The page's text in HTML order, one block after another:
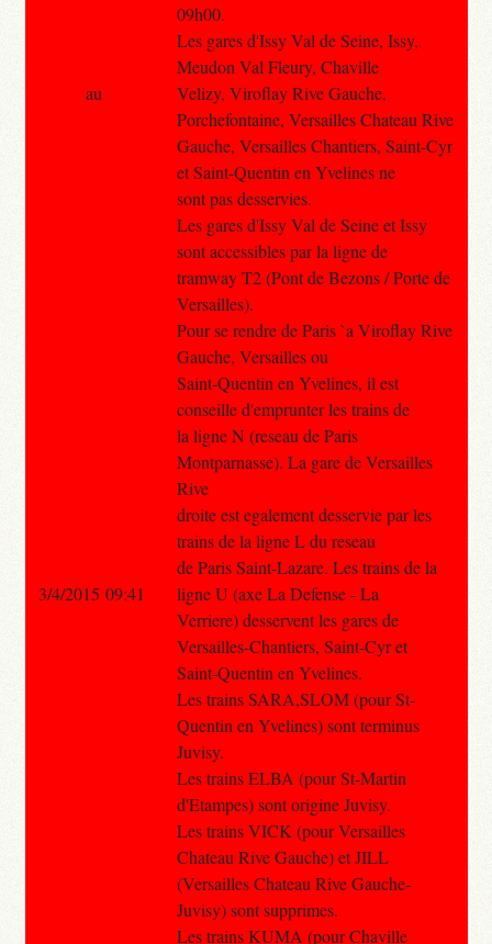
09h00.
Les gares d'Issy Val de Seine, Issy,
Meudon Val Fleury, Chaville
Velizy, Viroflay Rive Gauche,
Porchefontaine, Versailles Chateau Rive
Gauche, Versailles Chantiers, Saint-Cyr
et Saint-Quentin en Yvelines ne
sont pas desservies.
Les gares d'Issy Val de Seine et Issy
sont accessibles par la ligne de
tramway T2 (Pont de Bezons / Porte de
Versailles).
Pour se rendre de Paris `a Viroflay Rive
Gauche, Versailles ou
Saint-Quentin en Yvelines, il est
conseille d'emprunter les trains de
la ligne N (reseau de Paris
Montparnasse). La gare de Versailles
Rive
droite est egalement desservie par les
trains de la ligne L du reseau
de Paris Saint-Lazare. Les trains de la
ligne U (axe La Defense - La
Verriere) desservent les gares de
Versailles-Chantiers, Saint-Cyr et
Saint-Quentin en Yvelines.
Les trains SARA,SLOM (pour St-
Quentin en Yvelines) sont terminus
Juvisy.
Les trains ELBA (pour St-Martin
d'Etampes) sont origine Juvisy.
Les trains VICK (pour Versailles
Chateau Rive Gauche) et JILL
(Versailles Chateau Rive Gauche-
Juvisy) sont supprimes.
Les trains KUMA (pour Chaville
au
3/4/2015 09:41